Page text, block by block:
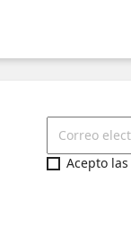
Acepto las